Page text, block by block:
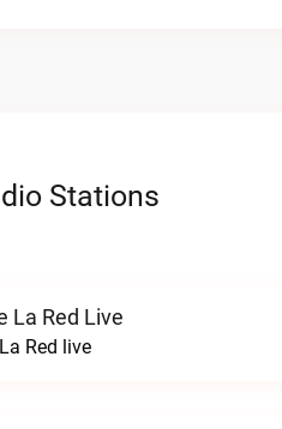
Stations
La Red Live
Red live